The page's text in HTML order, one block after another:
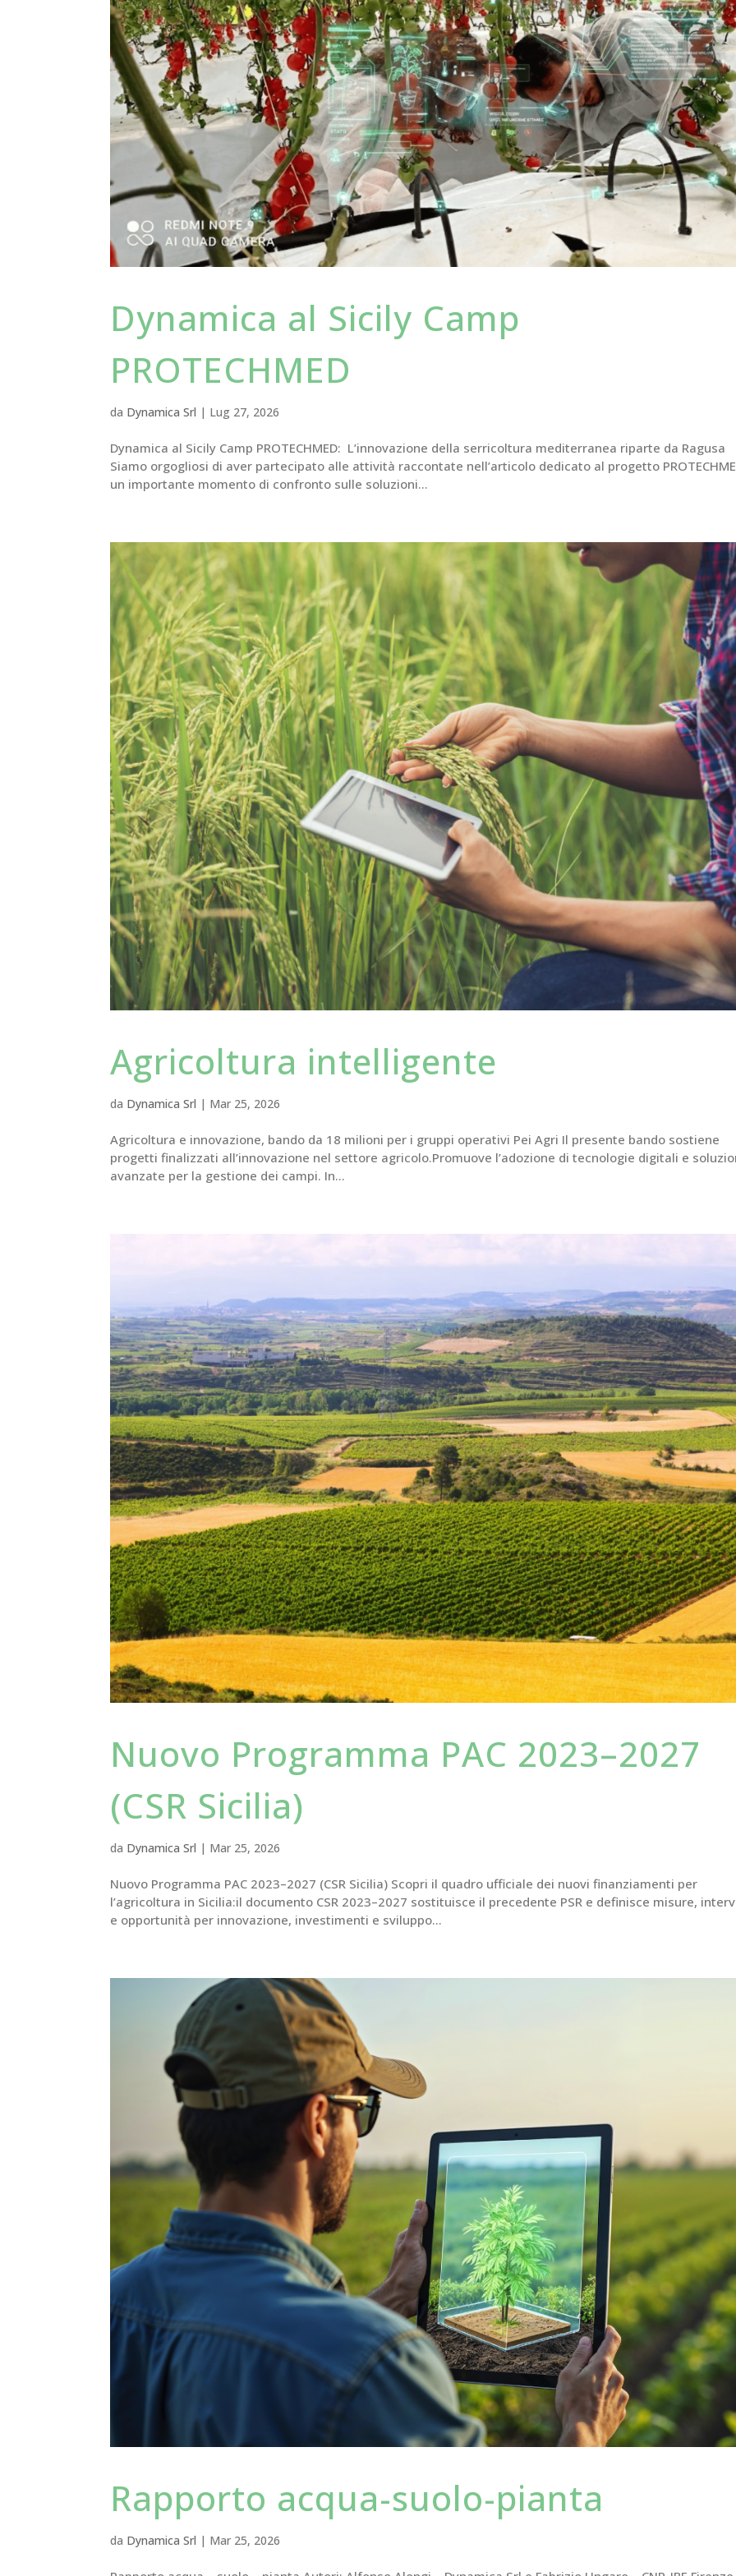
Dynamica al Sicily Camp
PROTECHMED
da Dynamica Srl | Lug 27, 2026
Dynamica al Sicily Camp PROTECHMED: L’innovazione della serricoltura mediterranea riparte da Ragusa
Siamo orgogliosi di aver partecipato alle attività raccontate nell’articolo dedicato al progetto
un importante momento di confronto sulle soluzioni...
Agricoltura intelligente
da Dynamica Srl | Mar 25, 2026
Agricoltura e innovazione, bando da 18 milioni per i gruppi operativi Pei Agri Il presente bando sostiene
progetti finalizzati all’innovazione nel settore agricolo.Promuove l’adozione di tecnologie digitali e
avanzate per la gestione dei campi. In...
Nuovo Programma PAC 2023–2027
(CSR Sicilia)
da Dynamica Srl | Mar 25, 2026
Nuovo Programma PAC 2023–2027 (CSR Sicilia) Scopri il quadro ufficiale dei nuovi finanziamenti per
l’agricoltura in Sicilia:il documento CSR 2023–2027 sostituisce il precedente PSR e definisce misure,
e opportunità per innovazione, investimenti e sviluppo...
Rapporto acqua-suolo-pianta
da Dynamica Srl | Mar 25, 2026